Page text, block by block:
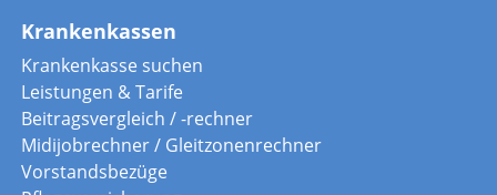
Krankenkassen
Krankenkasse suchen
Leistungen & Tarife
Beitragsvergleich / -rechner
Midijobrechner / Gleitzonenrechner
Vorstandsbezüge